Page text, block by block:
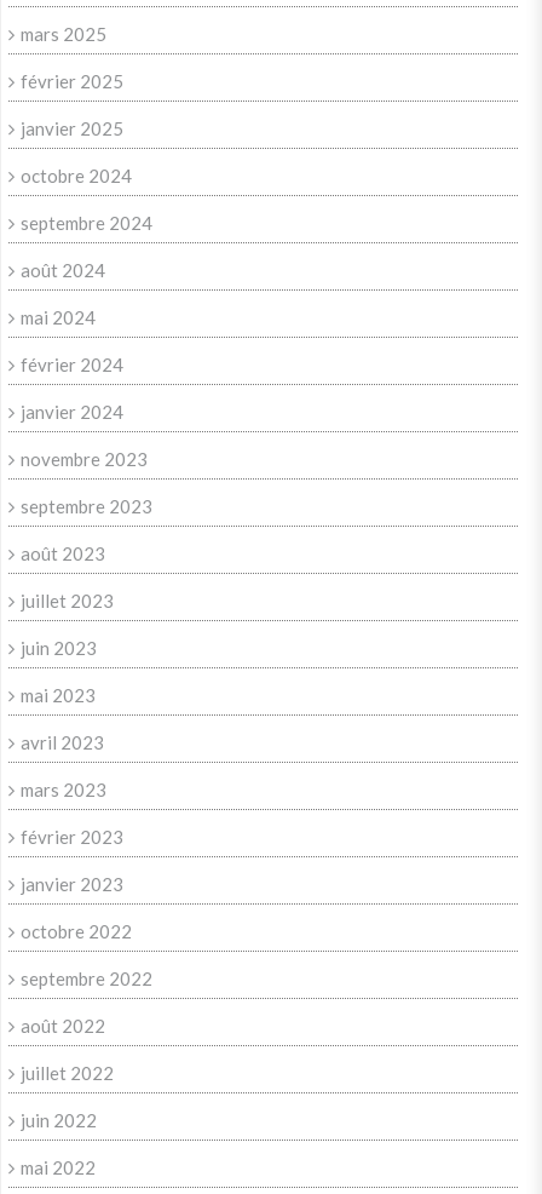
mars 2025
février 2025
janvier 2025
octobre 2024
septembre 2024
août 2024
mai 2024
février 2024
janvier 2024
novembre 2023
septembre 2023
août 2023
juillet 2023
juin 2023
mai 2023
avril 2023
mars 2023
février 2023
janvier 2023
octobre 2022
septembre 2022
août 2022
juillet 2022
juin 2022
mai 2022